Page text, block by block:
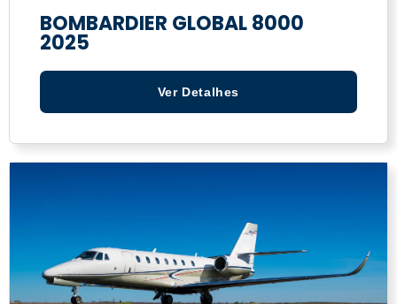
BOMBARDIER GLOBAL 8000
2025
Ver Detalhes